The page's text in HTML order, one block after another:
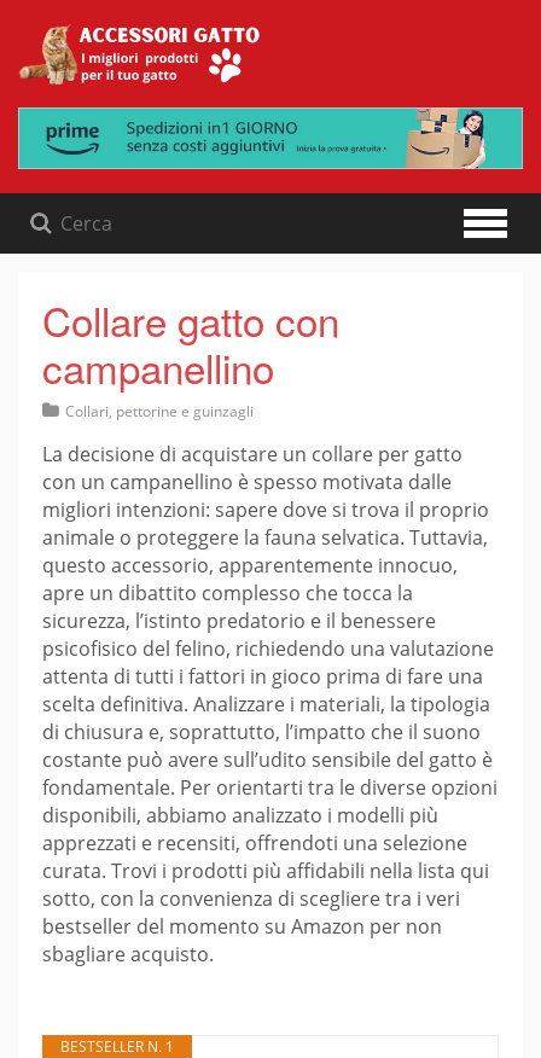
content
Collare gatto con
campanellino
Collari, pettorine e guinzagli
La decisione di acquistare un collare per gatto
con un campanellino è spesso motivata dalle
migliori intenzioni: sapere dove si trova il proprio
animale o proteggere la fauna selvatica. Tuttavia,
questo accessorio, apparentemente innocuo,
apre un dibattito complesso che tocca la
sicurezza, l’istinto predatorio e il benessere
psicofisico del felino, richiedendo una valutazione
attenta di tutti i fattori in gioco prima di fare una
scelta definitiva. Analizzare i materiali, la tipologia
di chiusura e, soprattutto, l’impatto che il suono
costante può avere sull’udito sensibile del gatto è
fondamentale. Per orientarti tra le diverse opzioni
disponibili, abbiamo analizzato i modelli più
apprezzati e recensiti, offrendoti una selezione
curata. Trovi i prodotti più affidabili nella lista qui
sotto, con la convenienza di scegliere tra i veri
bestseller del momento su Amazon per non
sbagliare acquisto.
BESTSELLER N. 1